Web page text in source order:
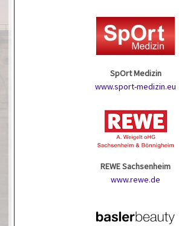
SpOrt Medizin
www.sport-medizin.eu
REWE Sachsenheim
www.rewe.de